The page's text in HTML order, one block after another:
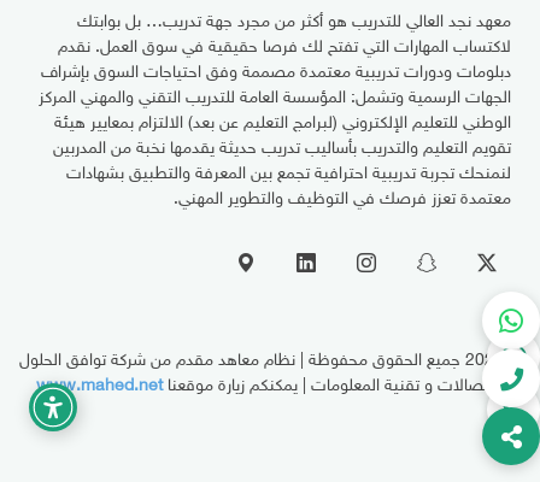
معهد نجد العالي للتدريب هو أكثر من مجرد جهة تدريب… بل بوابتك
لاكتساب المهارات التي تفتح لك فرصا حقيقية في سوق العمل. نقدم
دبلومات ودورات تدريبية معتمدة مصممة وفق احتياجات السوق بإشراف
الجهات الرسمية وتشمل: المؤسسة العامة للتدريب التقني والمهني المركز
الوطني للتعليم الإلكتروني (لبرامج التعليم عن بعد) الالتزام بمعايير هيئة
تقويم التعليم والتدريب بأساليب تدريب حديثة يقدمها نخبة من المدربين
لنمنحك تجربة تدريبية احترافية تجمع بين المعرفة والتطبيق بشهادات
معتمدة تعزز فرصك في التوظيف والتطوير المهني.
© 2026
جميع الحقوق محفوظة | نظام معاهد مقدم من شركة توافق الحلول
للإتصالات و تقنية المعلومات | يمكنكم زيارة موقعناwww.mahed.net